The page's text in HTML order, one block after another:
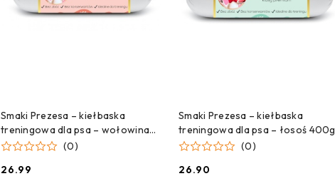
Smaki Prezesa – kiełbaska
treningowa dla psa – wołowina
400 g
(0)
Cena:
26.99
Smaki Prezesa – kiełbaska
treningowa dla psa – łosoś 400g
(0)
Cena:
26.90